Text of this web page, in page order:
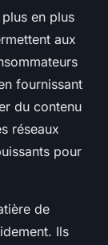
en plus
aux
fournissant
du contenu
réseaux
pour
de
Ils